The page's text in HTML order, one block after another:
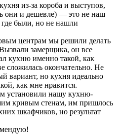
из-за короба и выступов,
они и дешевле) — это не наш
были, но не нашли
центрам мы решили делать
замерщика, он все
кухню именно такой, как
сложилась окончательно. Не
вариант, но кухня идеально
как мне нравится.
установили нашу кухню-
кривым стенам, им пришлось
шкафчиков, но результат